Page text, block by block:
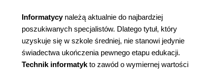
Informatycy należą aktualnie do najbardziej
poszukiwanych specjalistów. Dlatego tytuł, który
uzyskuje się w szkole średniej, nie stanowi jedynie
świadectwa ukończenia pewnego etapu edukacji.
Technik informatyk to zawód o wymiernej wartości